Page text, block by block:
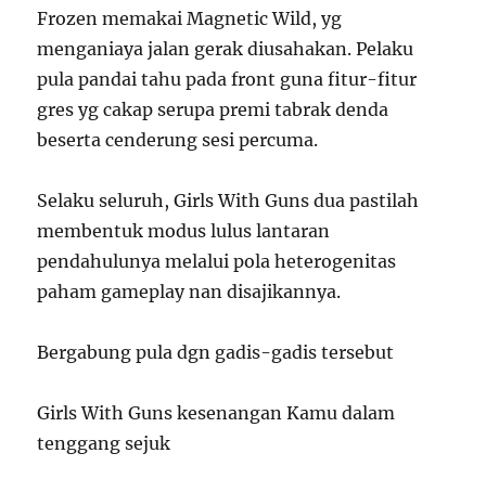
Frozen memakai Magnetic Wild, yg
menganiaya jalan gerak diusahakan. Pelaku
pula pandai tahu pada front guna fitur-fitur
gres yg cakap serupa premi tabrak denda
beserta cenderung sesi percuma.
Selaku seluruh, Girls With Guns dua pastilah
membentuk modus lulus lantaran
pendahulunya melalui pola heterogenitas
paham gameplay nan disajikannya.
Bergabung pula dgn gadis-gadis tersebut
Girls With Guns kesenangan Kamu dalam
tenggang sejuk